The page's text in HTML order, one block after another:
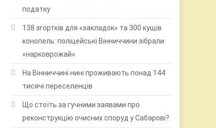
податку
138 згортків для «закладок» та 300 кущів
конопель: поліцейські Вінниччини зібрали
«нарковрожай»
На Вінниччині нині проживають понад 144
тисячі переселенців
Що стоїть за гучними заявами про
реконструкцію очисних споруд у Сабарові?